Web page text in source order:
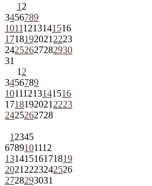
1 2
3456789
10111213141516
1718192021 2223
24252627282930
31
1 2
3456789
10111213141516
1718192021 2223
2425262728
1 2345
6789101112
13141516171819
2021 2223242526
2728293031